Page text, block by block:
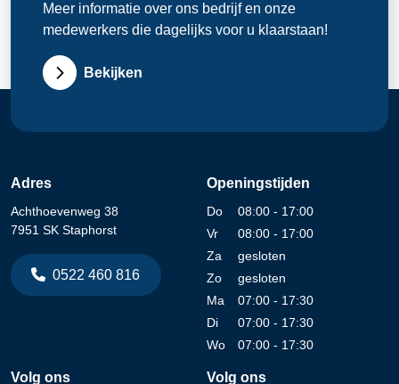
Meer informatie over ons bedrijf en onze
medewerkers die dagelijks voor u klaarstaan!
Bekijken
Adres
Achthoevenweg 38
7951 SK Staphorst
0522 460 816
Openingstijden
Do
08:00 - 17:00
Vr
08:00 - 17:00
Za
gesloten
Zo
gesloten
Ma
07:00 - 17:30
Di
07:00 - 17:30
Wo
07:00 - 17:30
Volg ons Volg ons